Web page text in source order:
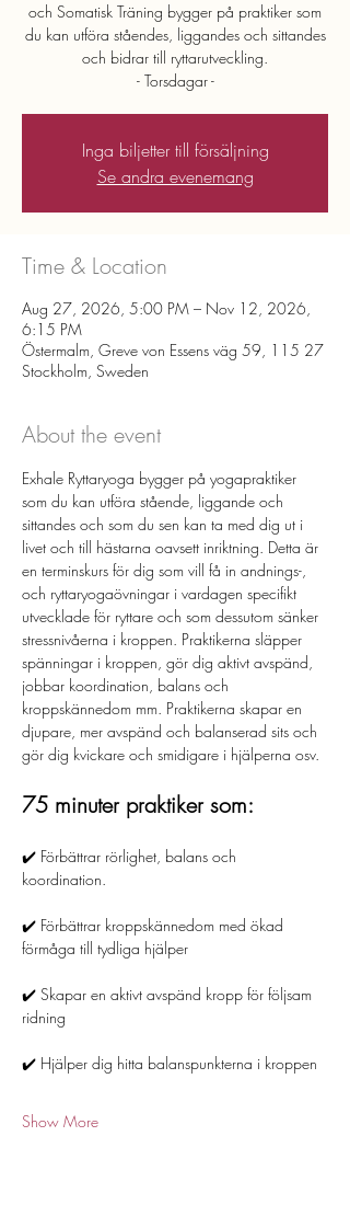
och Somatisk Träning bygger på praktiker som
du kan utföra ståendes, liggandes och sittandes
och bidrar till ryttarutveckling.
- Torsdagar -
Inga biljetter till försäljning
Se andra evenemang
Time & Location
Aug 27, 2026, 5:00 PM – Nov 12, 2026,
6:15 PM
Östermalm, Greve von Essens väg 59, 115 27
Stockholm, Sweden
About the event
Exhale Ryttaryoga bygger på yogapraktiker
som du kan utföra stående, liggande och
sittandes och som du sen kan ta med dig ut i
livet och till hästarna oavsett inriktning. Detta är
en terminskurs för dig som vill få in andnings-,
och ryttaryogaövningar i vardagen specifikt
utvecklade för ryttare och som dessutom sänker
stressnivåerna i kroppen. Praktikerna släpper
spänningar i kroppen, gör dig aktivt avspänd,
jobbar koordination, balans och
kroppskännedom mm. Praktikerna skapar en
djupare, mer avspänd och balanserad sits och
gör dig kvickare och smidigare i hjälperna osv.
75 minuter praktiker som:
✔️ Förbättrar rörlighet, balans och
koordination.
✔️ Förbättrar kroppskännedom med ökad
förmåga till tydliga hjälper
✔️ Skapar en aktivt avspänd kropp för följsam
ridning
✔️ Hjälper dig hitta balanspunkterna i kroppen
Show More